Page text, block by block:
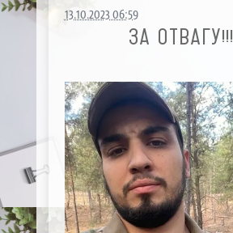
13.10.2023 06:59
ЗА ОТВАГУ!!!